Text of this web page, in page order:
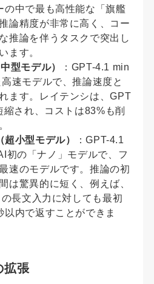
の中で最も高性能な「旗艦
論精度が非常に高く、コー
推論を伴うタスクで突出し
ます。
型モデル）
：GPT-4.1 min
速モデルで、推論速度と
ます。レイテンシは、GPT
され、コストは83%も削
小型モデル）
：GPT-4.1
初の「ナノ」モデルで、フ
速のモデルです。推論の初
は驚異的に短く、例えば、
長文入力に対しても最初
以内で返すことができま
拡張